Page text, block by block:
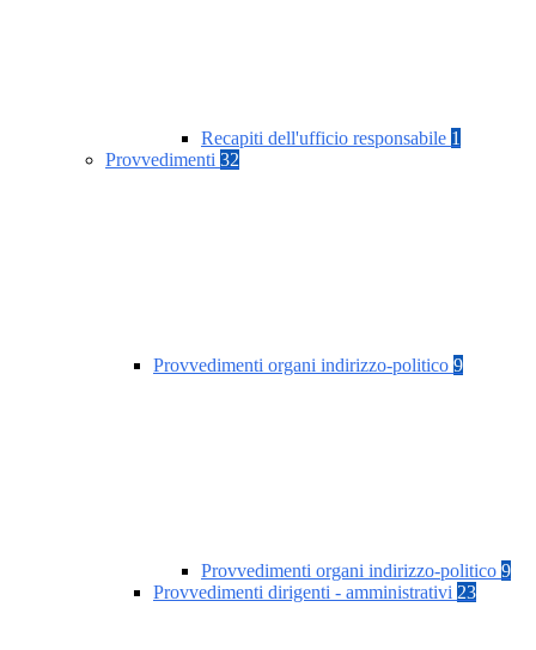
Recapiti dell'ufficio responsabile 1
Provvedimenti 32
Provvedimenti organi indirizzo-politico 9
Provvedimenti organi indirizzo-politico 9
Provvedimenti dirigenti - amministrativi 23